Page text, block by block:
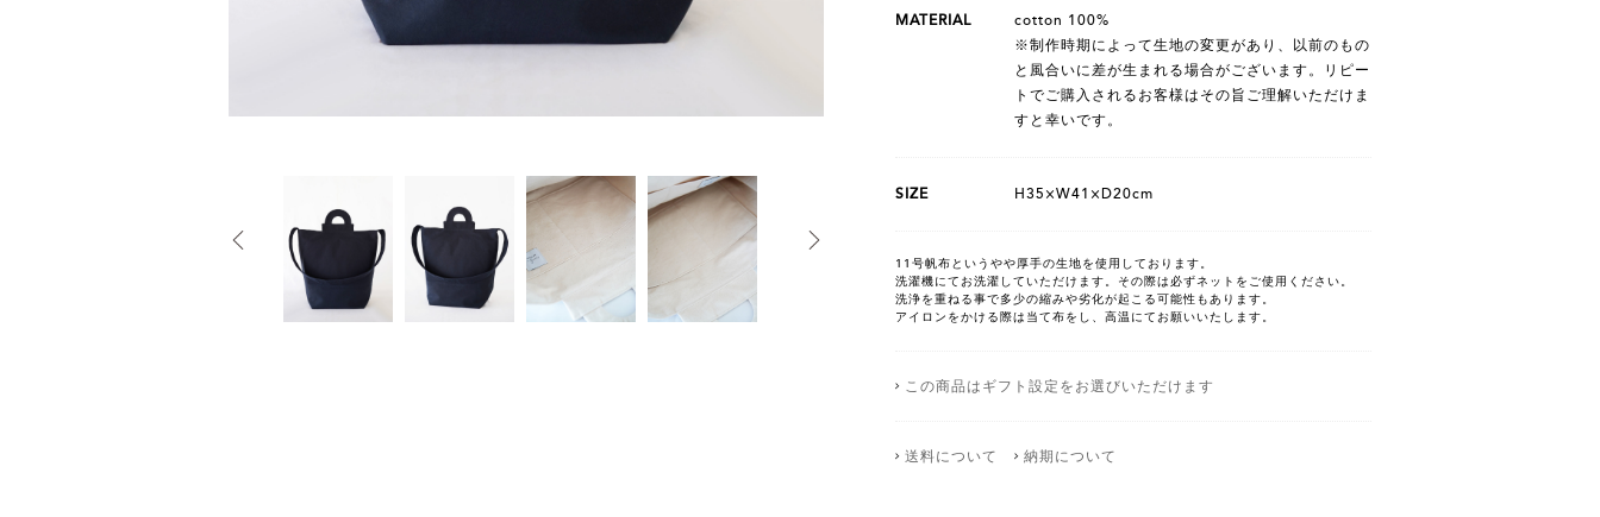
MATERIAL
cotton 100%
※制作時期によって生地の変更があり、以前のもの
と風合いに差が生まれる場合がございます。リピー
トでご購入されるお客様はその旨ご理解いただけま
すと幸いです。
SIZE H35×W41×D20cm
11号帆布というやや厚手の生地を使用しております。
洗濯機にてお洗濯していただけます。その際は必ずネットをご使用ください。
洗浄を重ねる事で多少の縮みや劣化が起こる可能性もあります。
アイロンをかける際は当て布をし、高温にてお願いいたします。
この商品はギフト設定をお選びいただけます
送料について 納期について